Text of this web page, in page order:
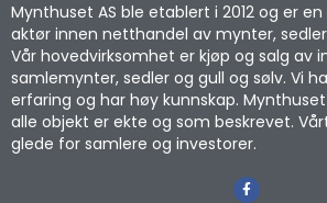
Mynthuset AS ble etablert i 2012 og er
aktør innen netthandel av mynter,
Vår hovedvirksomhet er kjøp og salg av
samlemynter, sedler og gull og sølv. Vi
erfaring og har høy kunnskap.
alle objekt er ekte og som beskrevet.
glede for samlere og investorer.